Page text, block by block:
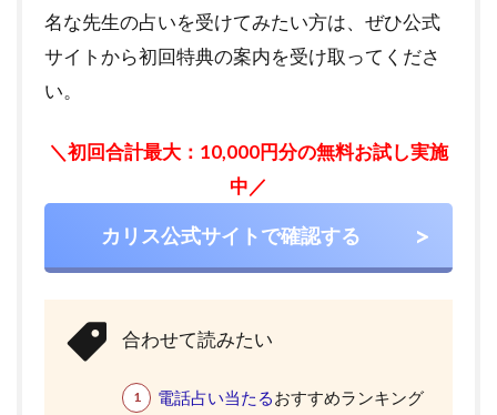
名な先生の占いを受けてみたい方は、ぜひ公式
サイトから初回特典の案内を受け取ってくださ
い。
＼初回合計最大：10,000円分の無料お試し実施
中／
カリス公式サイトで確認する
合わせて読みたい
電話占い当たるおすすめランキング